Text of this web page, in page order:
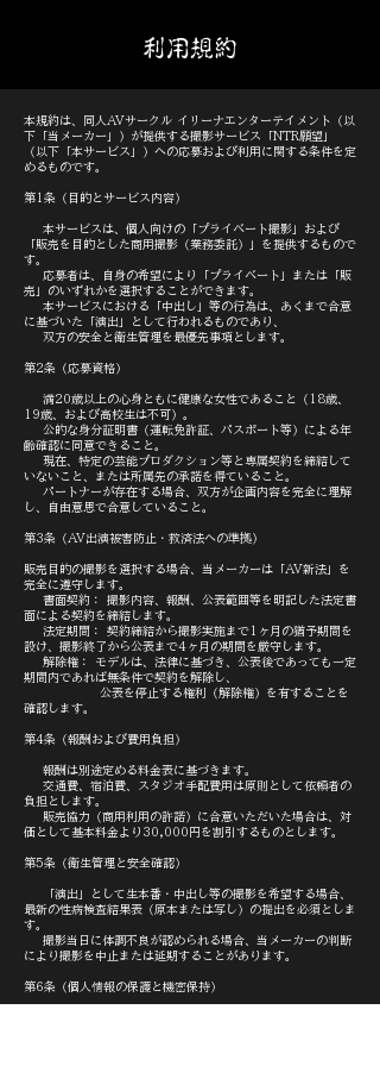
利用規約
本規約は、同人AVサークル イリーナエンターテイメント（以
下「当メーカー」）が提供する撮影サービス「NTR願望」
（以下「本サービス」）への応募および利用に関する条件を定
めるものです。
第1条（目的とサービス内容）
本サービスは、個人向けの「プライベート撮影」および
「販売を目的とした商用撮影（業務委託）」を提供するもので
す。
応募者は、自身の希望により「プライベート」または「販
売」のいずれかを選択することができます。
本サービスにおける「中出し」等の行為は、あくまで合意
に基づいた「演出」として行われるものであり、
双方の安全と衛生管理を最優先事項とします。
第2条（応募資格）
満20歳以上の心身ともに健康な女性であること（18歳、
19歳、および高校生は不可）。
公的な身分証明書（運転免許証、パスポート等）による年
齢確認に同意できること。
現在、特定の芸能プロダクション等と専属契約を締結して
いないこと、または所属先の承諾を得ていること。
パートナーが存在する場合、双方が企画内容を完全に理解
し、自由意思で合意していること。
第3条（AV出演被害防止・救済法への準拠）
販売目的の撮影を選択する場合、当メーカーは「AV新法」を
完全に遵守します。
書面契約： 撮影内容、報酬、公表範囲等を明記した法定書
面による契約を締結します。
法定期間： 契約締結から撮影実施まで1ヶ月の猶予期間を
設け、撮影終了から公表まで4ヶ月の期間を厳守します。
解除権： モデルは、法律に基づき、公表後であっても一定
期間内であれば無条件で契約を解除し、
公表を停止する権利（解除権）を有することを
確認します。
第4条（報酬および費用負担）
報酬は別途定める料金表に基づきます。
交通費、宿泊費、スタジオ手配費用は原則として依頼者の
負担とします。
販売協力（商用利用の許諾）に合意いただいた場合は、対
価として基本料金より30,000円を割引するものとします。
第5条（衛生管理と安全確認）
「演出」として生本番・中出し等の撮影を希望する場合、
最新の性病検査結果表（原本または写し）の提出を必須としま
す。
撮影当日に体調不良が認められる場合、当メーカーの判断
により撮影を中止または延期することがあります。
第6条（個人情報の保護と機密保持）